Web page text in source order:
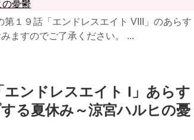
の憂鬱
第１９話「エンドレスエイト VIII」のあらす
ますのでご了承ください。 ...
エンドレスエイト I」あらす
る夏休み～涼宮ハルヒの憂